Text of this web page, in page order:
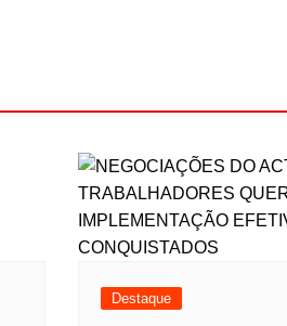
Destaque